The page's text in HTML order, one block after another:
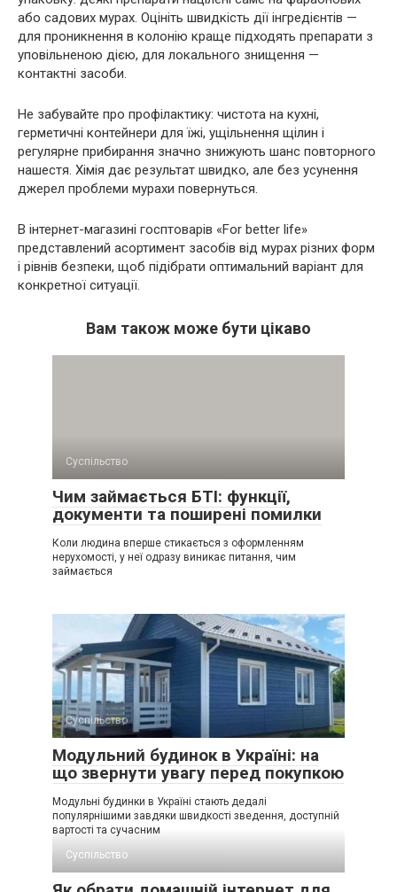
або садових мурах. Оцініть швидкість дії інгредієнтів —
для проникнення в колонію краще підходять препарати з
уповільненою дією, для локального знищення —
контактні засоби.
Не забувайте про профілактику: чистота на кухні,
герметичні контейнери для їжі, ущільнення щілин і
регулярне прибирання значно знижують шанс повторного
нашестя. Хімія дає результат швидко, але без усунення
джерел проблеми мурахи повернуться.
В інтернет-магазині госптоварів «For better life»
представлений асортимент засобів від мурах різних форм
і рівнів безпеки, щоб підібрати оптимальний варіант для
конкретної ситуації.
Вам також може бути цікаво
Суспільство
Чим займається БТІ: функції,
документи та поширені помилки
Коли людина вперше стикається з оформленням
нерухомості, у неї одразу виникає питання, чим
займається
Суспільство
Модульний будинок в Україні: на
що звернути увагу перед покупкою
Модульні будинки в Україні стають дедалі
популярнішими завдяки швидкості зведення, доступній
вартості та сучасним
Суспільство